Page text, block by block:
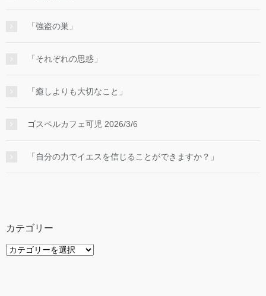
「強盗の巣」
「それぞれの思惑」
「癒しよりも大切なこと」
ゴスペルカフェ可児 2026/3/6
「自分の力でイエスを信じることができますか？」
カテゴリー
カ